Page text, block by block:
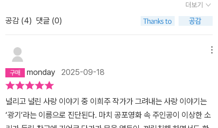
괄호 밖으로 끈적하게 배어나오며 이희주 소설은 절정의 국면에 다다
의 광기를 지닌 이희주의 인물들은 비상계엄이 선포된 혼란스러운 시
절을 지나기 위해 광장으로 모인다. 그중 아이돌 팬덤과 사이비 종교
단체는 그동안 이희주 소설이 묘파해온 맹목적인 사랑과 욕망이 집단
함으로써 좋아하는 아이돌을 슈퍼스타로 만들어주려는 팬도, 우상으
로서 숭배하는 신을 위해 세상을 믿음의 영토로 만들 전쟁을 수행중
으면 짧은 소설 (옥상에서 만나)와 산 타는 것을 좋아하시는 작가님의
50문 50답을 못볼 뻔했네요.)에 실린 8편의 단편 (0302♡), (최애
의 아이), (마유미), (해변 지도로부터의 탈출), (러브 오브 마이 라이
프), (천사와 황새), (사과와 링고), (사랑, 기억하고 있습니까)속에 등
장하는 사랑하는 대상에 대한 맹목적인 사랑이 깊어지다 못해 그 대
상을 다른 이가 아닌 오직 자신만 소유하고 싶고 자신또한 그 대상에
게 가장 소중한 존재이길 원하는 광기로 가득차있다가 어느 순간 절
정에 달하면 냉정하고 단호하게 결단을 내리는 인물들이 섬뜩하면서
도 무조건 나쁘다라고 말하기 어려운 느낌을 받았습니다.(0302♡)
더보기
공감 (4) 댓글 (0)
monday 2025-09-18
널리고 널린 사랑 이야기 중 이희주 작가가 그려내는 사랑 이야기는
‘광기’라는 이름으로 진단된다. 마치 공포영화 속 주인공이 이상한 소